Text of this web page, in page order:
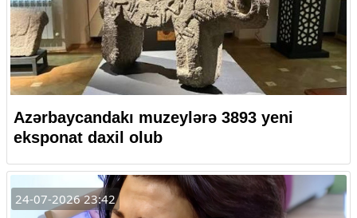
Azərbaycandakı muzeylərə 3893 yeni
eksponat daxil olub
24-07-2026 23:42